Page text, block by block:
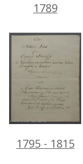
1789
1795- 1815